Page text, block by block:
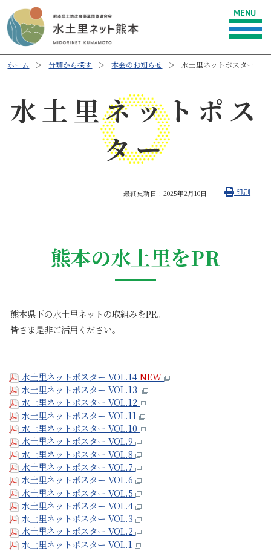
ホーム 分類から探す 本会のお知らせ 水土里ネットポスター
水土里ネットポス
ター
最終更新日：2025年2月10日 印刷
熊本の水土里をPR
熊本県下の水土里ネットの取組みをPR。
皆さま是非ご活用ください。
水土里ネットポスター VOL.14NEW
水土里ネットポスター VOL.13
水土里ネットポスター VOL.12
水土里ネットポスター VOL.11
水土里ネットポスター VOL.10
水土里ネットポスター VOL.9
水土里ネットポスター VOL.8
水土里ネットポスター VOL.7
水土里ネットポスター VOL.6
水土里ネットポスター VOL.5
水土里ネットポスター VOL.4
水土里ネットポスター VOL.3
水土里ネットポスター VOL.2
水土里ネットポスター VOL.1